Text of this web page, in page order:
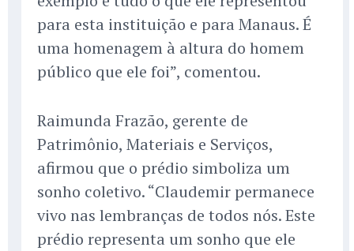
para esta instituição e para Manaus. É
uma homenagem à altura do homem
público que ele foi”, comentou.
Raimunda Frazão, gerente de
Patrimônio, Materiais e Serviços,
afirmou que o prédio simboliza um
sonho coletivo. “Claudemir permanece
vivo nas lembranças de todos nós. Este
prédio representa um sonho que ele